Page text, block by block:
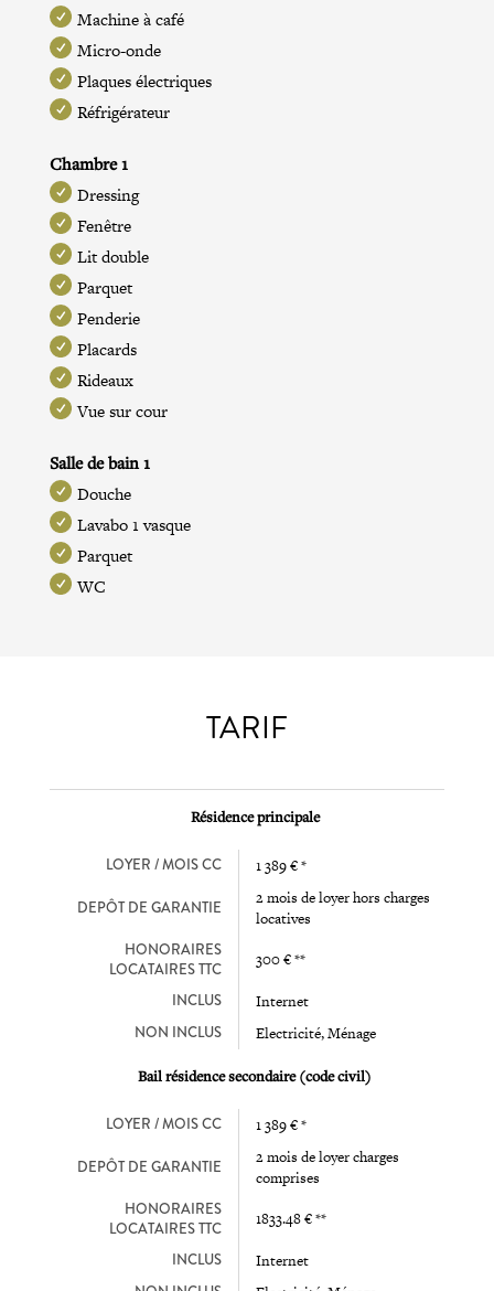
Machine à café
Micro-onde
Plaques électriques
Réfrigérateur
Chambre 1
Dressing
Fenêtre
Lit double
Parquet
Penderie
Placards
Rideaux
Vue sur cour
Salle de bain 1
Douche
Lavabo 1 vasque
Parquet
WC
TARIF
Résidence principale
LOYER / MOIS CC 1 389 € *
DEPÔT DE GARANTIE
2 mois de loyer hors charges
locatives
HONORAIRES
LOCATAIRES TTC
300 € **
INCLUS Internet
NON INCLUS Electricité, Ménage
Bail résidence secondaire (code civil)
LOYER / MOIS CC 1 389 € *
DEPÔT DE GARANTIE
2 mois de loyer charges
comprises
HONORAIRES
LOCATAIRES TTC
1833.48 € **
INCLUS Internet